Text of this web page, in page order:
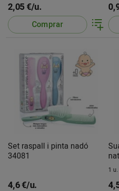
2,05 €/u.
Comprar
Set raspall i pinta nadó
34081
4,6 €/u.
1 u.